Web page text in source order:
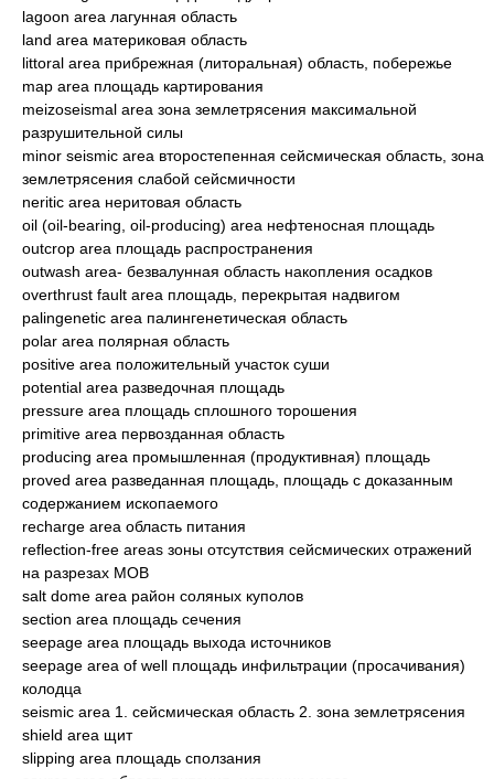
lagoon area лагунная область
land area материковая область
littoral area прибрежная (литоральная) область, побережье
map area площадь картирования
meizoseismal area зона землетрясения максимальной
разрушительной силы
minor seismic area второстепенная сейсмическая область, зона
землетрясения слабой сейсмичности
neritic area неритовая область
oil (oil-bearing, oil-producing) area нефтеносная площадь
outcrop area площадь распространения
outwash area- безвалунная область накопления осадков
overthrust fault area площадь, перекрытая надвигом
palingenetic area палингенетическая область
polar area полярная область
positive area положительный участок суши
potential area разведочная площадь
pressure area площадь сплошного торошения
primitive area первозданная область
producing area промышленная (продуктивная) площадь
proved area разведанная площадь, площадь с доказанным
содержанием ископаемого
recharge area область питания
reflection-free areas зоны отсутствия сейсмических отражений
на разрезах MOB
salt dome area район соляных куполов
section area площадь сечения
seepage area площадь выхода источников
seepage area of well площадь инфильтрации (просачивания)
колодца
seismic area 1. сейсмическая область 2. зона землетрясения
shield area щит
slipping area площадь сползания